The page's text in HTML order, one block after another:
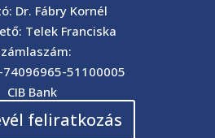
Dr. Fábry Kornél
Telek Franciska
51100005
CIB Bank
feliratkozás